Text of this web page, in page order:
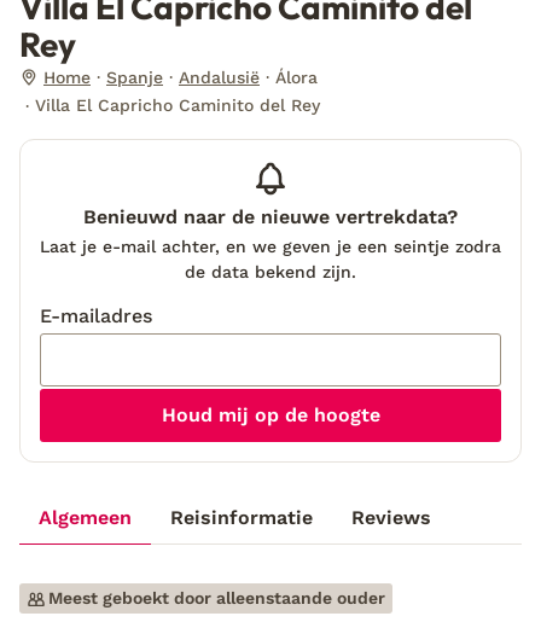
Rey
Home Spanje Andalusië
Álora
Villa El Capricho Caminito del Rey
Algemeen Reisinformatie Reviews
Meest geboekt door alleenstaande ouder
Benieuwd naar de nieuwe vertrekdata?
Laat je e-mail achter, en we geven je een seintje zodra
de data bekend zijn.
E-mailadres
Houd mij op de hoogte